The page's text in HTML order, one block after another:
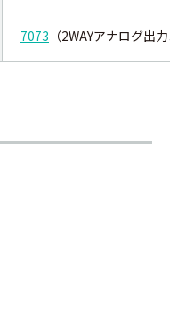
7073 （2WAYアナログ出